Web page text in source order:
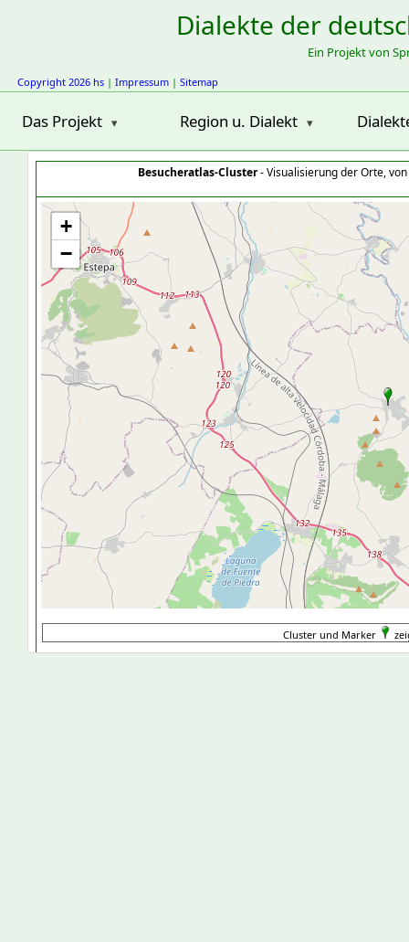
Dialekte der
Ein Projekt von
Copyright 2026 hs | Impressum | Sitemap
Das Projekt Region u. Dialekt
Besucheratlas-Cluster- Visualisierung der Orte,
+
−
Cluster und Marker